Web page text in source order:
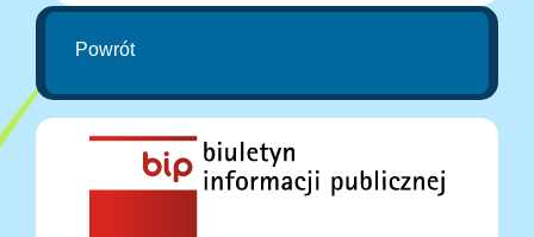
Powrót